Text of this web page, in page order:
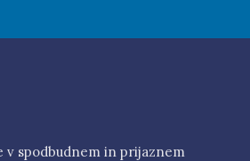
v spodbudnem in prijaznem